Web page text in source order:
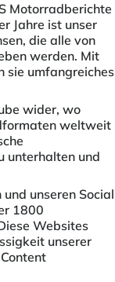
Motorradberichte
Jahre ist unser
die alle von
werden. Mit
sie umfangreiches
wider, wo
weltweit
unterhalten und
unseren Social
1800
Websites
unserer